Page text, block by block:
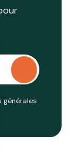
générales